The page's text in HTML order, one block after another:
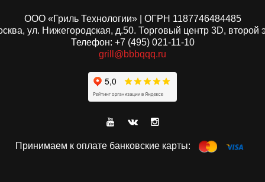
ООО «Гриль Технологии» | ОГРН 1187746484485
ул. Нижегородская, д.50. Торговый центр 3D, второй
Телефон: +7 (495) 021-11-10
grill@bbbqqq.ru
Принимаем к оплате банковские карты: